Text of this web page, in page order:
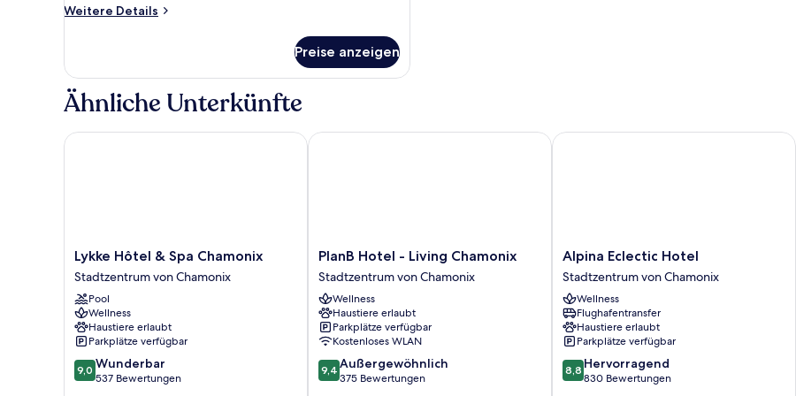
Weitere Details
Weitere
FOR
2
Preise anzeigen
Ähnliche Unterkünfte
Lykke
Hôtel
&
Spa
Chamonix
Stadtzentrum
von
Chamonix
Lykke Hôtel & Spa Chamonix
Stadtzentrum von Chamonix
Pool
Wellness
Haustiere erlaubt
Parkplätze verfügbar
9.0
von
9,0 Wunderbar
537 Bewertungen
Lykke Hôtel & Spa Chamonix
PlanB
Hotel
-
Living
Chamonix
Stadtzentrum
von
Chamonix
PlanB Hotel - Living Chamonix
Stadtzentrum von Chamonix
Wellness
Haustiere erlaubt
Parkplätze verfügbar
Kostenloses WLAN
9.4
von
9,4 Außergewöhnlich
375 Bewertungen
PlanB Hotel - Living Chamonix
Alpina
Eclectic
Hotel
Stadtzentrum
von
Chamonix
Alpina Eclectic Hotel
Stadtzentrum von Chamonix
Wellness
Flughafentransfer
Haustiere erlaubt
Parkplätze verfügbar
8.8
von
8,8 Hervorragend
830 Bewertungen
Alpina Eclectic Hotel